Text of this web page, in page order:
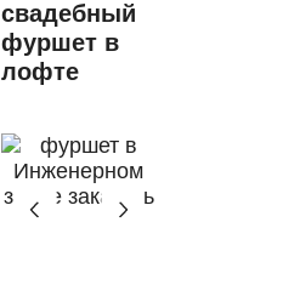
свадебный
фуршет в
лофте